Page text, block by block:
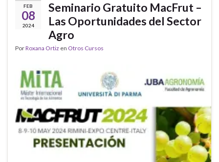
FEB
08
2024
Seminario Gratuito MacFrut –
Las Oportunidades del Sector
Agro
PorRoxana Ortiz en Otros Cursos